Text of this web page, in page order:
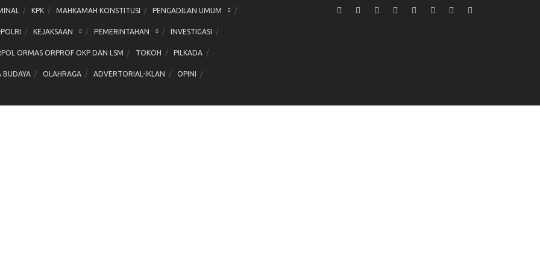
KPK MAHKAMAH KONSTITUSI PENGADILAN UMUM
KEJAKSAAN PEMERINTAHAN INVESTIGASI
ORMAS ORPROF OKP DAN LSM TOKOH PILKADA
BUDAYA OLAHRAGA ADVERTORIAL-IKLAN OPINI